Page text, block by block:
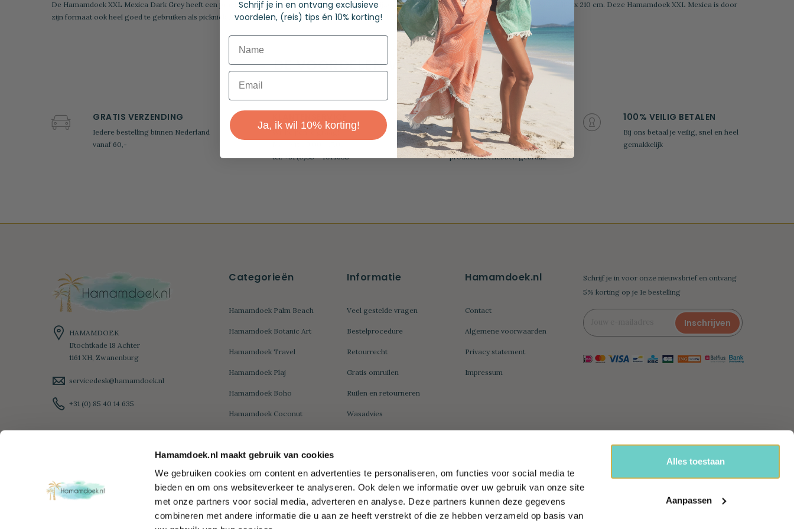
Hamamdoek.nl maakt gebruik van cookies
We gebruiken cookies om content en advertenties te personaliseren, om functies voor social media te
bieden en om ons websiteverkeer te analyseren. Ook delen we informatie over uw gebruik van onze site
met onze partners voor social media, adverteren en analyse. Deze partners kunnen deze gegevens
combineren met andere informatie die u aan ze heeft verstrekt of die ze hebben verzameld op basis van
Alles toestaan
Aanpassen
De Hamamdoek XXL Mexica Dark Grey heeft een prachtig weefdessin wat deze hamamdoek zo bijzonder maakt. Deze extra grote Hamamdoek XXL is 190 x 210 cm. Deze Hamamdoek XXL Mexica is door
zijn formaat ook heel goed te gebruiken als picknickkleed voor bij het zwembad, in het park of op het strand. Ze zijn geproduceerd van 100% katoen.
DE VOORDELEN VAN HAMAMDOEK
At your service
GRATIS VERZENDING
Iedere bestelling binnen Nederland
vanaf 60,-
tel: +31 (0)85 - 4014635
100 DAGEN BEDENKTIJD
Retourneren mag binnen 100
dagen. Uiteraard mag je het
product niet hebben gebruikt
100% VEILIG BETALEN
Bij ons betaal je veilig, snel en heel
gemakkelijk
HAMAMDOEK
IJtochtkade 18 Achter
1161 XH, Zwanenburg
servicedesk@hamamdoek.nl
+31 (0) 85 40 14 635
Categorieën
Hamamdoek Palm Beach
Hamamdoek Botanic Art
Hamamdoek Travel
Hamamdoek Plaj
Hamamdoek Boho
Hamamdoek Coconut
Hamamdoek Double
Diamond
Hamamdoek Peacock
Hamamdoek Daisy
Informatie
Veel gestelde vragen
Bestelprocedure
Retourrecht
Gratis omruilen
Ruilen en retourneren
Wasadvies
Wat is een?
Wat is een hamamdoek
Wat is een fouta
Hamamdoek.nl
Contact
Algemene voorwaarden
Privacy statement
Impressum
Hamamdoek Groothandel
Relatiegeschenk
Schrijf je in voor onze nieuwsbrief en ontvang
5% korting op je 1e bestelling
Inschrijven
Schrijf je in en ontvang exclusieve
voordelen, (reis) tips én 10% korting!
Name
Email
Ja, ik wil 10% korting!